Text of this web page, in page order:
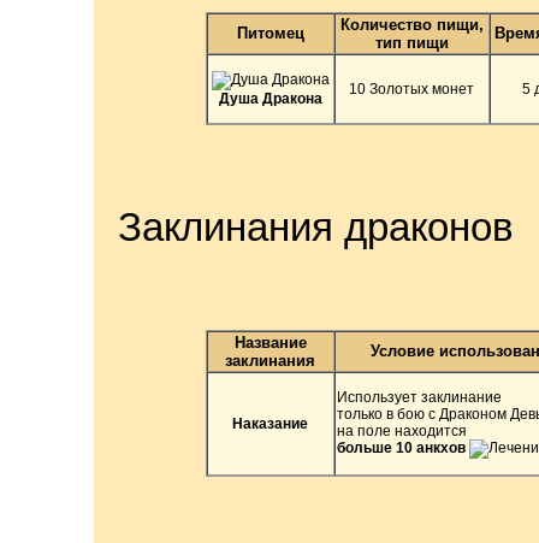
Питомец
Количество пищи,
тип пищи
Душа Дракона
10 Золотых монет 5
Заклинания драконов
Название
заклинания
Условие
Наказание
Использует заклинание
только в бою с Драконом
на поле находится
больше 10 анкхов